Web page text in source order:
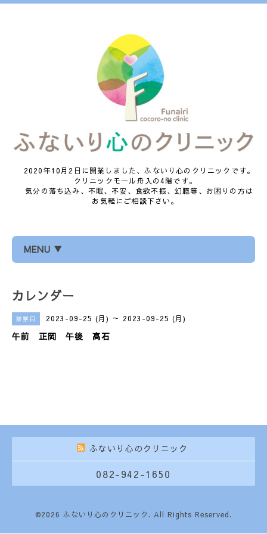
2020年10月2日に開業しました、ふないり心のクリニックです。
クリニックモール舟入の4階です。
気分の落ち込み、不眠、不安、食欲不振、幻聴等、お困りの方は
お気軽にご相談下さい。
MENU ▼
カレンダー
診察日 2023-09-25 (月) ～ 2023-09-25 (月)
午前 正岡 午後 高石
ふないり心のクリニック
082-942-1650
©2026 ふないり心のクリニック. All Rights Reserved.